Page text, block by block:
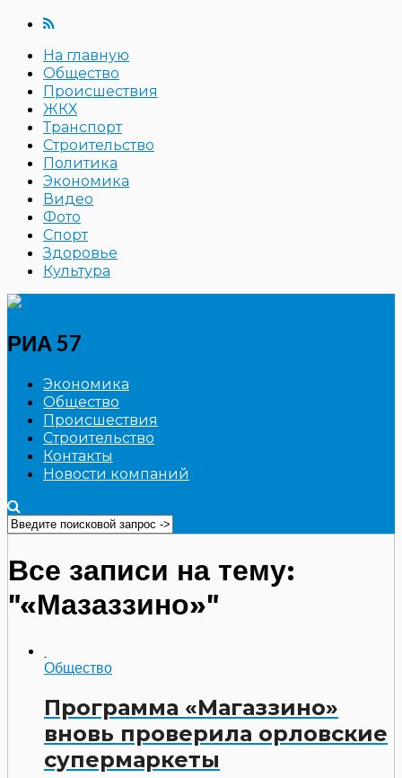
На главную
Общество
Происшествия
ЖКХ
Транспорт
Строительство
Политика
Экономика
Видео
Фото
Спорт
Здоровье
Культура
РИА 57
Экономика
Общество
Происшествия
Строительство
Контакты
Новости компаний
Все записи на тему:
"«Мазаззино»"
Общество
Программа «Магаззино»
вновь проверила орловские
супермаркеты